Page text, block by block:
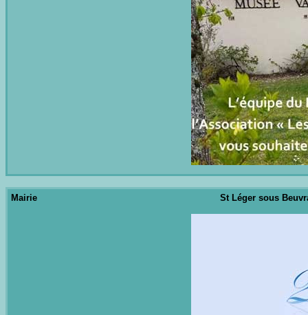
Mairie St Léger sous